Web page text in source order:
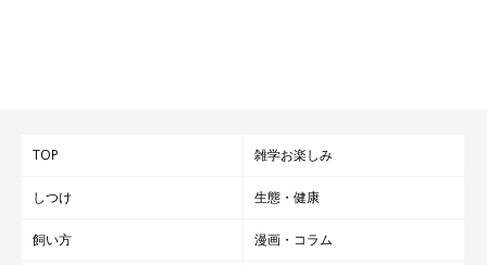
TOP 雑学お楽しみ
しつけ 生態・健康
飼い方 漫画・コラム